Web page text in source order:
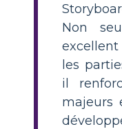
Non
les
il
majeurs